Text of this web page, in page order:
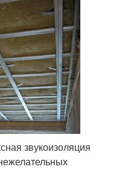
звукоизоляция